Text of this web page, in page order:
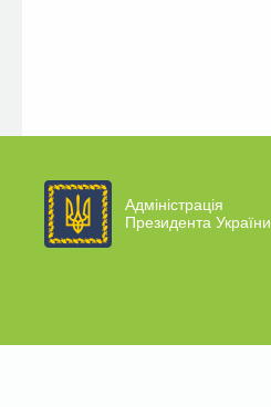
Адміністрація
Президента України